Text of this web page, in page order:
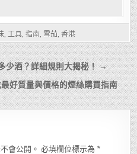
工具 指南 雪茄 香港
少酒？詳細規則大揭秘！ →
好質量與價格的煙絲購買指南
會公開。 必填欄位標示為 *